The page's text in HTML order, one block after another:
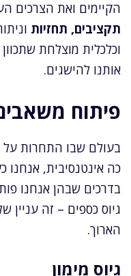
הקיימים ואת הצרכים
תקציבים, תחזיות
וכלכלית מוצלחת
אותנו להישגים.
פיתוח
בעולם שבו התחרות על
כה אינטנסיבית, אנחנו
בדרכים שבהן אנחנו
גיוס כספים – זה עניין
הארוך.
גיוס מימון